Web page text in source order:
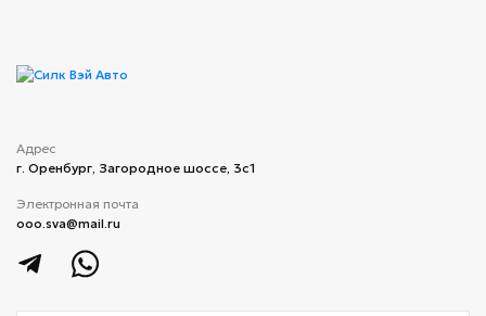
Адрес
г. Оренбург, Загородное шоссе, 3с1
Электронная почта
ooo.sva@mail.ru